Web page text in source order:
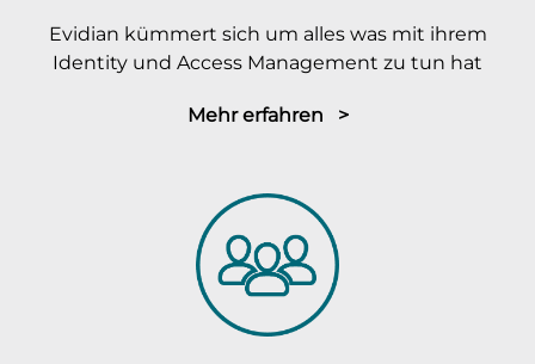
Evidian kümmert sich um alles was mit ihrem
Identity und Access Management zu tun hat
Mehr erfahren >